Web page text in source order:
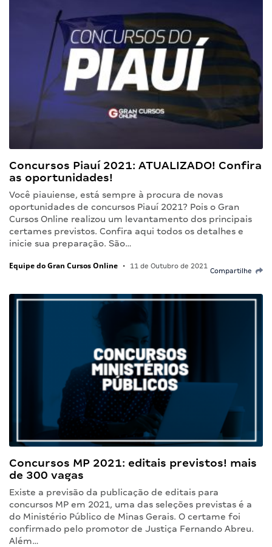
Concursos Piauí 2021: ATUALIZADO! Confira
as oportunidades!
Você piauiense, está sempre à procura de novas
oportunidades de concursos Piauí 2021? Pois o Gran
Cursos Online realizou um levantamento dos principais
certames previstos. Confira aqui todos os detalhes e
inicie sua preparação. São…
Equipe do Gran Cursos Online • 11 de Outubro de 2021
Compartilhe
Concursos MP 2021: editais previstos! mais
de 300 vagas
Existe a previsão da publicação de editais para
concursos MP em 2021, uma das seleções previstas é a
do Ministério Público de Minas Gerais. O certame foi
confirmado pelo promotor de Justiça Fernando Abreu.
Além…